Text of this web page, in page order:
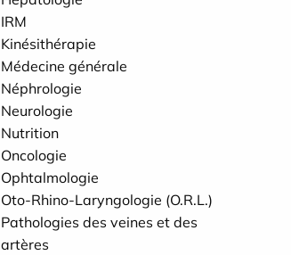
IRM
Kinésithérapie
Médecine générale
Néphrologie
Neurologie
Nutrition
Oncologie
Ophtalmologie
Oto-Rhino-Laryngologie (O.R.L.)
Pathologies des veines et des
artères